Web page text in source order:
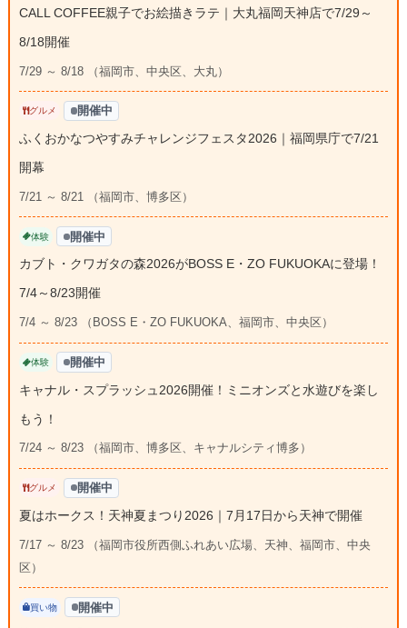
CALL COFFEE親子でお絵描きラテ｜大丸福岡天神店で7/29～
8/18開催
7/29 ～ 8/18 （福岡市、中央区、大丸）
グルメ 開催中
ふくおかなつやすみチャレンジフェスタ2026｜福岡県庁で7/21
開幕
7/21 ～ 8/21 （福岡市、博多区）
体験 開催中
カブト・クワガタの森2026がBOSS E・ZO FUKUOKAに登場！
7/4～8/23開催
7/4 ～ 8/23 （BOSS E・ZO FUKUOKA、福岡市、中央区）
体験 開催中
キャナル・スプラッシュ2026開催！ミニオンズと水遊びを楽し
もう！
7/24 ～ 8/23 （福岡市、博多区、キャナルシティ博多）
グルメ 開催中
夏はホークス！天神夏まつり2026｜7月17日から天神で開催
7/17 ～ 8/23 （福岡市役所西側ふれあい広場、天神、福岡市、中央
区）
買い物 開催中